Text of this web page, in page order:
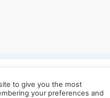
Gute Filme |
to give you the most
your preferences and